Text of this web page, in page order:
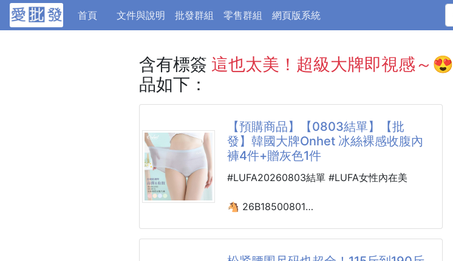
首頁(current)文件與說明 批發群組 零售群組 網頁版系統
含有標簽 這也太美！超級大牌即視感～😍
品如下：
【預購商品】【0803結單】【批
發】韓國大牌Onhet 冰絲裸感收腹內
褲4件+贈灰色1件
#LUFA20260803結單 #LUFA女性內在美
🐴 26B18500801